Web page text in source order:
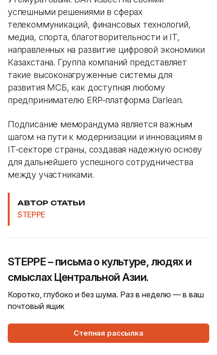
успешными решениями в сферах
телекоммуникаций, финансовых технологий,
медиа, спорта, благотворительности и IT,
направленных на развитие цифровой экономики
Казахстана. Группа компаний представляет
такие высоконагруженные системы для
развития МСБ, как доступная любому
предпринимателю ERP-платформа Darlean.
Подписание меморандума является важным
шагом на пути к модернизации и инновациям в
IT-секторе страны, создавая надежную основу
для дальнейшего успешного сотрудничества
между участниками.
АВТОР СТАТЬИ
STEPPE
STEPPE – письма о культуре, людях и
смыслах Центральной Азии.
Коротко, глубоко и без шума. Раз в неделю — в ваш
почтовый ящик
Степная рассылка